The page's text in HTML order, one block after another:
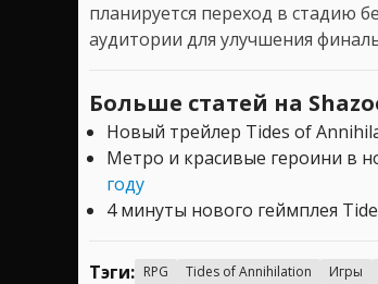
планируется переход в стадию
аудитории для улучшения
Больше статей на
Новый трейлер Tides of
Метро и красивые героини в
году
4 минуты нового геймплея
Тэги: RPG Tides of Annihilation Игры